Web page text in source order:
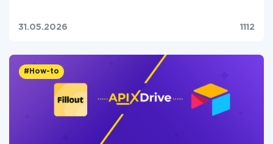
31.05.2026 1112
#How-to